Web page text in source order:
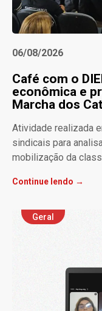
06/08/2026
Café com o
econômica e
Marcha dos
Atividade realizada
sindicais para
mobilização da
Continue lendo →
Geral